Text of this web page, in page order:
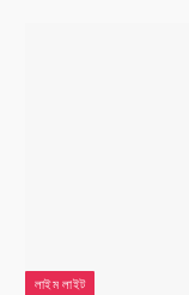
লাইম লাইট